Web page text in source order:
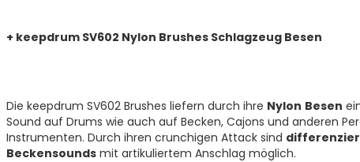
+ keepdrum SV602 Nylon Brushes Schlagzeug Besen
Die keepdrum SV602 Brushes liefern durch ihre Nylon Besen
Sound auf Drums wie auch auf Becken, Cajons und anderen
Instrumenten. Durch ihren crunchigen Attack sind
Beckensoundsmit artikuliertem Anschlag möglich.